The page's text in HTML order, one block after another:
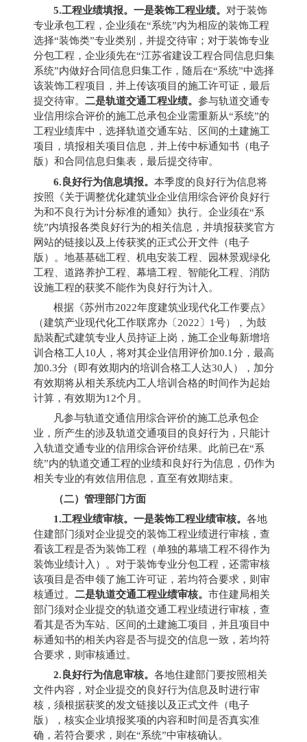
5.工程业绩填报。一是装饰工程业绩。对于装饰
专业承包工程，企业须在“系统”内为相应的装饰工程
选择“装饰类”专业类别，并提交待审；对于装饰专业
分包工程，企业须先在“江苏省建设工程合同信息归集
系统”内做好合同信息归集工作，随后在“系统”中选择
该装饰工程项目，并上传该项目的施工许可证，最后
提交待审。 二是轨道交通工程业绩。 参与轨道交通专
业信用综合评价的施工总承包企业需重新从“系统”的
工程业绩库中，选择轨道交通车站、区间的土建施工
项目，填报相关项目信息，并上传中标通知书（电子
版）和合同信息归集表，最后提交待审。
6. 良好行为信息填报。本季度的良好行为信息将
按照《关于调整优化建筑业企业信用综合评价良好行
为和不良行为计分标准的通知》执行。 企业须在“系
统”内填报各类良好行为的相关信息，并填报获奖官方
网站的链接以及上传获奖的正式公开文件（电子
版）。地基基础工程、机电安装工程、园林景观绿化
工程、道路养护工程、幕墙工程、智能化工程、消防
设施工程的获奖不能作为良好行为计入。
根据《苏州市2022年度建筑业现代化工作要点》
（建筑产业现代化工作联席办〔 2022 〕 1号），为鼓
励装配式建筑专业人员持证上岗，施工企业每新增培
训合格工人 10 人，将对其企业信用评价加0.1分，最高
加0.3分（即有效期内的培训合格工人达30 人），加分
有效期将从相关系统内工人培训合格的时间作为起始
计算，有效期为12个月。
凡参与轨道交通信用综合评价的施工总承包企
业，所产生的涉及轨道交通项目的良好行为，只能计
入轨道交通专业的信用综合评价结果。此前已在“系
统”内的轨道交通工程的业绩和良好行为信息，仍作为
相关专业的有效信用信息，直至有效期结束。
（二）管理部门方面
1.工程业绩审核。一是装饰工程业绩审核。各地
住建部门须对企业提交的装饰工程业绩进行审核，查
看该工程是否为装饰工程（单独的幕墙工程不得作为
装饰业绩计入）。对于装饰专业分包工程，还需审核
该项目是否申领了施工许可证，若均符合要求，则审
核通过。 二是轨道交通工程业绩审核。 市住建局相关
部门须对企业提交的轨道交通工程业绩进行审核，查
看其是否为车站、区间的土建施工项目，并且项目中
标通知书的相关内容是否与提交的信息一致，若均符
合要求，则审核通过。
2. 良好行为信息审核。各地住建部门要按照相关
文件内容，对企业提交的良好行为信息及时进行审
核，须根据获奖的发文链接以及正式文件（电子
版），核实企业填报奖项的内容和时间是否真实准
确，若符合要求，则在“系统”中审核确认。